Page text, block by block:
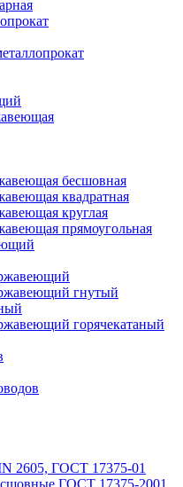
бесшовная
квадратная
круглая
прямоугольная
гнутый
горячекатаный
2605, ГОСТ 17375-01
ГОСТ 17375-2001,